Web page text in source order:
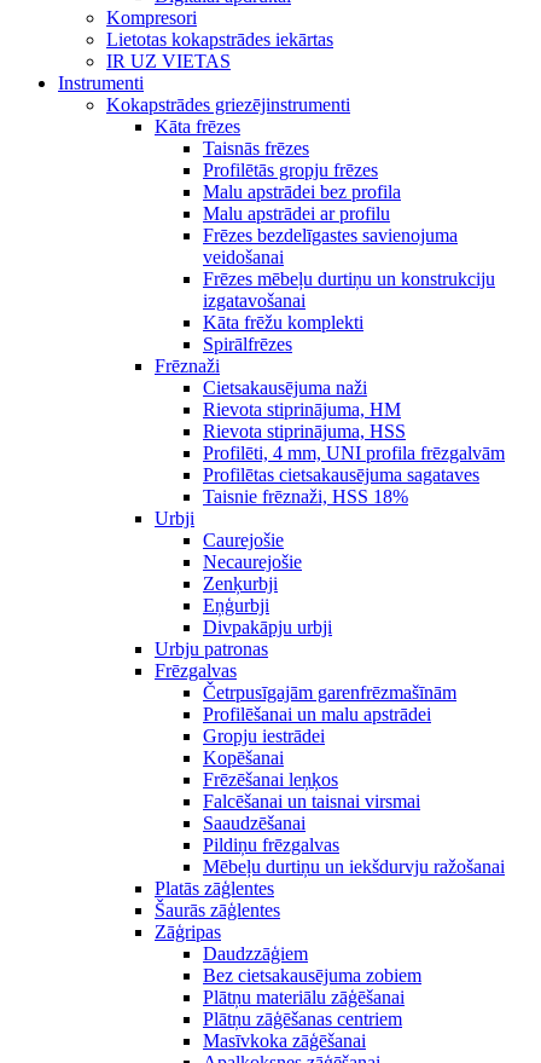
Kompresori
Lietotas kokapstrādes iekārtas
IR UZ VIETAS
Instrumenti
Kokapstrādes griezējinstrumenti
Kāta frēzes
Taisnās frēzes
Profilētās gropju frēzes
Malu apstrādei bez profila
Malu apstrādei ar profilu
Frēzes bezdelīgastes savienojuma
veidošanai
Frēzes mēbeļu durtiņu un konstrukciju
izgatavošanai
Kāta frēžu komplekti
Spirālfrēzes
Frēznaži
Cietsakausējuma naži
Rievota stiprinājuma, HM
Rievota stiprinājuma, HSS
Profilēti, 4 mm, UNI profila frēzgalvām
Profilētas cietsakausējuma sagataves
Taisnie frēznaži, HSS 18%
Urbji
Caurejošie
Necaurejošie
Zenķurbji
Eņģurbji
Divpakāpju urbji
Urbju patronas
Frēzgalvas
Četrpusīgajām garenfrēzmašīnām
Profilēšanai un malu apstrādei
Gropju iestrādei
Kopēšanai
Frēzēšanai leņķos
Falcēšanai un taisnai virsmai
Saaudzēšanai
Pildiņu frēzgalvas
Mēbeļu durtiņu un iekšdurvju ražošanai
Platās zāģlentes
Šaurās zāģlentes
Zāģripas
Daudzzāģiem
Bez cietsakausējuma zobiem
Plātņu materiālu zāģēšanai
Plātņu zāģēšanas centriem
Masīvkoka zāģēšanai